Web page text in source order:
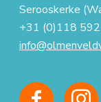
Serooskerke
+31 (0)118